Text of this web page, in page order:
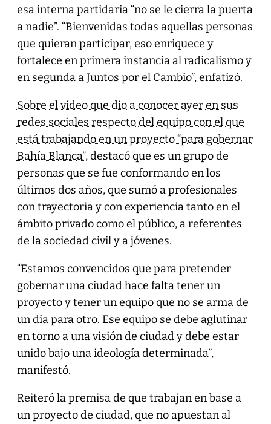
esa interna partidaria “no se le cierra la puerta
a nadie”. “Bienvenidas todas aquellas personas
que quieran participar, eso enriquece y
fortalece en primera instancia al radicalismo y
en segunda a Juntos por el Cambio”, enfatizó.
Sobre el video que dio a conocer ayer en sus
redes sociales respecto del equipo con el que
está trabajando en un proyecto “para gobernar
Bahía Blanca”, destacó que es un grupo de
personas que se fue conformando en los
últimos dos años, que sumó a profesionales
con trayectoria y con experiencia tanto en el
ámbito privado como el público, a referentes
de la sociedad civil y a jóvenes.
“Estamos convencidos que para pretender
gobernar una ciudad hace falta tener un
proyecto y tener un equipo que no se arma de
un día para otro. Ese equipo se debe aglutinar
en torno a una visión de ciudad y debe estar
unido bajo una ideología determinada”,
manifestó.
Reiteró la premisa de que trabajan en base a
un proyecto de ciudad, que no apuestan al